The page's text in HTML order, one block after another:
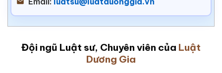
Đội ngũ Luật sư, Chuyên viên của Luật
Dương Gia